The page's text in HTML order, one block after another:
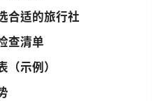
合适的旅行社
查清单
（示例）